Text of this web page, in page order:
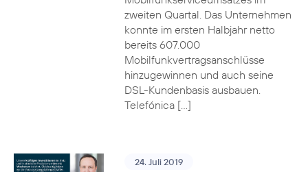
zweiten Quartal. Das Unternehmen
konnte im ersten Halbjahr netto
bereits 607.000
Mobilfunkvertragsanschlüsse
hinzugewinnen und auch seine
DSL-Kundenbasis ausbauen.
Telefónica […]
24. Juli 2019